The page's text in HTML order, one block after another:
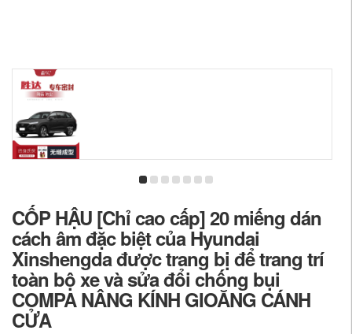
CỐP HẬU [Chỉ cao cấp] 20 miếng dán
cách âm đặc biệt của Hyundai
Xinshengda được trang bị để trang trí
toàn bộ xe và sửa đổi chống bụi
COMPA NÂNG KÍNH GIOĂNG CÁNH
CỬA